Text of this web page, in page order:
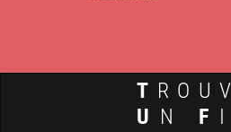
T
U N F